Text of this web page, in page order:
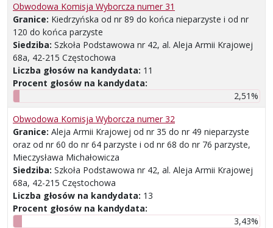
Obwodowa Komisja Wyborcza numer 31
Granice: Kiedrzyńska od nr 89 do końca nieparzyste i od nr
120 do końca parzyste
Siedziba: Szkoła Podstawowa nr 42, al. Aleja Armii Krajowej
68a, 42-215 Częstochowa
Liczba głosów na kandydata: 11
Procent głosów na kandydata:
2,51%
Obwodowa Komisja Wyborcza numer 32
Granice: Aleja Armii Krajowej od nr 35 do nr 49 nieparzyste
oraz od nr 60 do nr 64 parzyste i od nr 68 do nr 76 parzyste,
Mieczysława Michałowicza
Siedziba: Szkoła Podstawowa nr 42, al. Aleja Armii Krajowej
68a, 42-215 Częstochowa
Liczba głosów na kandydata: 13
Procent głosów na kandydata:
3,43%